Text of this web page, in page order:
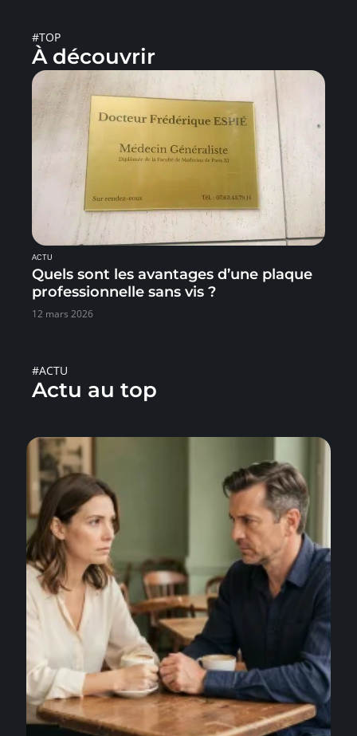
#TOP
À découvrir
ACTU
Quels sont les avantages d’une plaque
professionnelle sans vis ?
12 mars 2026
#ACTU
Actu au top